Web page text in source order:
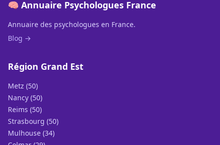
🧠 Annuaire Psychologues France
Annuaire des psychologues en France.
Blog →
Région Grand Est
Metz (50)
Nancy (50)
Reims (50)
Strasbourg (50)
Mulhouse (34)